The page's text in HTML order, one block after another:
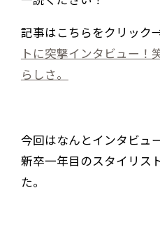
記事はこちらをクリック
トに突撃インタビュー！
らしさ。
今回はなんとインタビュ
新卒一年目のスタイリス
た。